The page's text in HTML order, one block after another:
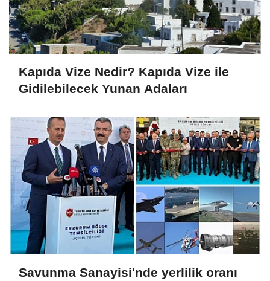
Kapıda Vize Nedir? Kapıda Vize ile
Gidilebilecek Yunan Adaları
Savunma Sanayisi'nde yerlilik oranı